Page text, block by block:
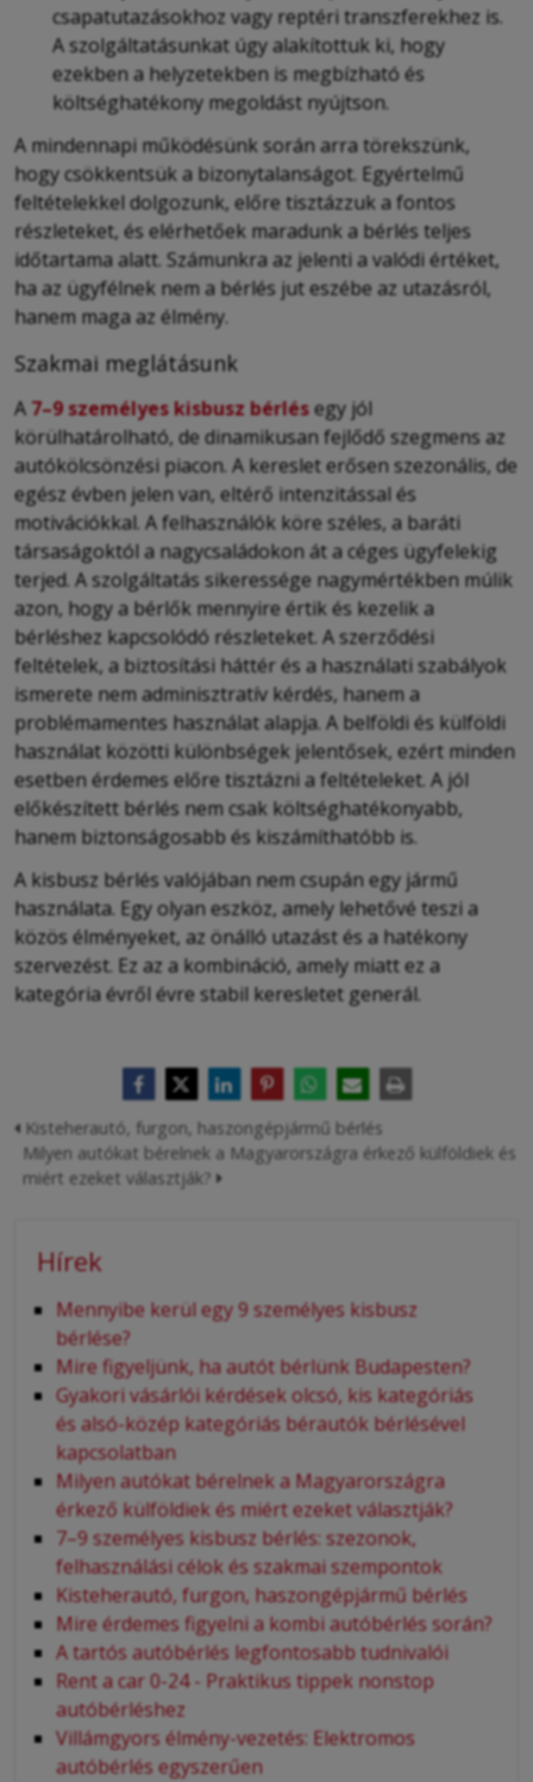
csapatutazásokhoz vagy reptéri transzferekhez is.
A szolgáltatásunkat úgy alakítottuk ki, hogy
ezekben a helyzetekben is megbízható és
költséghatékony megoldást nyújtson.
A mindennapi működésünk során arra törekszünk,
hogy csökkentsük a bizonytalanságot. Egyértelmű
feltételekkel dolgozunk, előre tisztázzuk a fontos
részleteket, és elérhetőek maradunk a bérlés teljes
időtartama alatt. Számunkra az jelenti a valódi értéket,
ha az ügyfélnek nem a bérlés jut eszébe az utazásról,
hanem maga az élmény.
Szakmai meglátásunk
A 7–9 személyes kisbusz bérlésegy jól
körülhatárolható, de dinamikusan fejlődő szegmens az
autókölcsönzési piacon. A kereslet erősen szezonális, de
egész évben jelen van, eltérő intenzitással és
motivációkkal. A felhasználók köre széles, a baráti
társaságoktól a nagycsaládokon át a céges ügyfelekig
terjed. A szolgáltatás sikeressége nagymértékben múlik
azon, hogy a bérlők mennyire értik és kezelik a
bérléshez kapcsolódó részleteket. A szerződési
feltételek, a biztosítási háttér és a használati szabályok
ismerete nem adminisztratív kérdés, hanem a
problémamentes használat alapja. A belföldi és külföldi
használat közötti különbségek jelentősek, ezért minden
esetben érdemes előre tisztázni a feltételeket. A jól
előkészített bérlés nem csak költséghatékonyabb,
hanem biztonságosabb és kiszámíthatóbb is.
A kisbusz bérlés valójában nem csupán egy jármű
használata. Egy olyan eszköz, amely lehetővé teszi a
közös élményeket, az önálló utazást és a hatékony
szervezést. Ez az a kombináció, amely miatt ez a
kategória évről évre stabil keresletet generál.
Kisteherautó, furgon, haszongépjármű bérlés
Milyen autókat bérelnek a Magyarországra érkező külföldiek és
miért ezeket választják?
Hírek
Mennyibe kerül egy 9 személyes kisbusz
bérlése?
Mire figyeljünk, ha autót bérlünk Budapesten?
Gyakori vásárlói kérdések olcsó, kis kategóriás
és alsó-közép kategóriás bérautók bérlésével
kapcsolatban
Milyen autókat bérelnek a Magyarországra
érkező külföldiek és miért ezeket választják?
7–9 személyes kisbusz bérlés: szezonok,
felhasználási célok és szakmai szempontok
Kisteherautó, furgon, haszongépjármű bérlés
Mire érdemes figyelni a kombi autóbérlés során?
A tartós autóbérlés legfontosabb tudnivalói
Rent a car 0-24 - Praktikus tippek nonstop
autóbérléshez
Villámgyors élmény-vezetés: Elektromos
autóbérlés egyszerűen